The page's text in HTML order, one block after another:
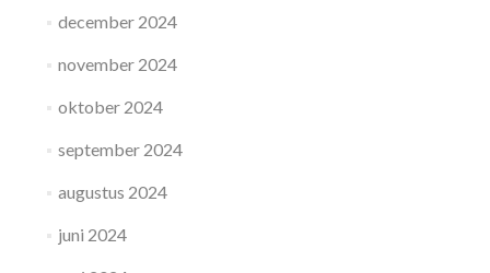
december 2024
november 2024
oktober 2024
september 2024
augustus 2024
juni 2024